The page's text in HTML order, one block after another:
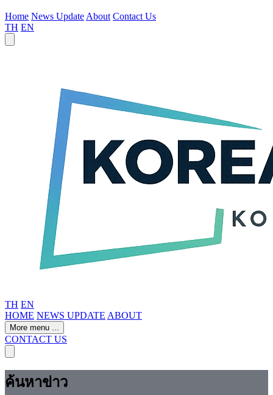
Home News Update About Contact Us
TH EN
TH EN
HOME NEWS UPDATE ABOUT
More menu ...
CONTACT US
ค้นหาข่าว